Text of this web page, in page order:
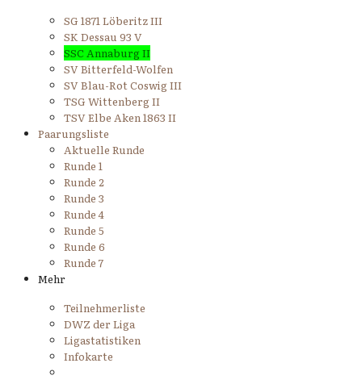
SG 1871 Löberitz III
SK Dessau 93 V
SSC Annaburg II
SV Bitterfeld-Wolfen
SV Blau-Rot Coswig III
TSG Wittenberg II
TSV Elbe Aken 1863 II
Paarungsliste
Aktuelle Runde
Runde 1
Runde 2
Runde 3
Runde 4
Runde 5
Runde 6
Runde 7
Mehr
Teilnehmerliste
DWZ der Liga
Ligastatistiken
Infokarte